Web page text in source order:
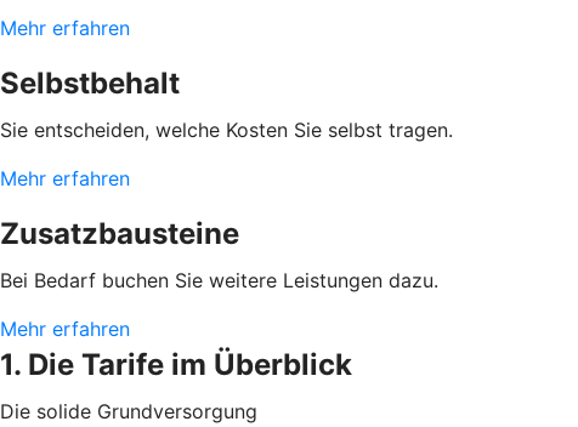
Mehr erfahren
Selbstbehalt
Sie entscheiden, welche Kosten Sie selbst tragen.
Mehr erfahren
Zusatzbausteine
Bei Bedarf buchen Sie weitere Leistungen dazu.
Mehr erfahren
1. Die Tarife im Überblick
Die solide Grundversorgung